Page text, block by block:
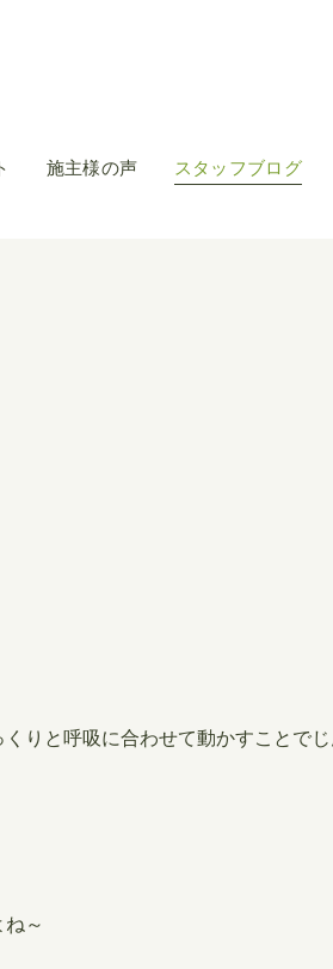
施主様の声 スタッフブログ
りと呼吸に合わせて動かすことでじ
～